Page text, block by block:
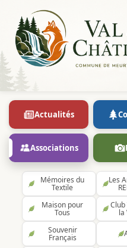
Actualités
Associations
Mémoires du
Textile
Les
Maison pour
Tous
Club
la
Souvenir
Français